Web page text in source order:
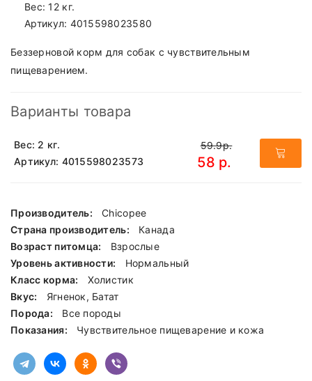
Вес: 12 кг.
Артикул: 4015598023580
Беззерновой корм для собак с чувствительным
пищеварением.
Варианты товара
Вес: 2 кг.
Артикул: 4015598023573
59.9р.
58 р.
Производитель:
Chicopee
Страна производитель:
Канада
Возраст питомца:
Взрослые
Уровень активности:
Нормальный
Класс корма:
Холистик
Вкус:
Ягненок, Батат
Порода:
Все породы
Показания:
Чувствительное пищеварение и кожа